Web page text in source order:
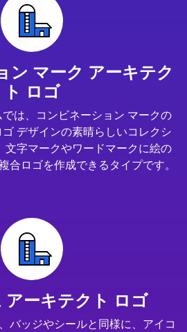
ン マーク アーキテク
ト ロゴ
は、コンビネーション マークの
デザインの素晴らしいコレクシ
文字マークやワードマークに絵の
合ロゴを作成できるタイプです。
アーキテクト ロゴ
バッジやシールと同様に、アイコ